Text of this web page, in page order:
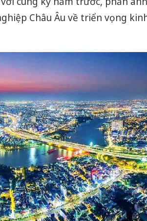
Châu Âu về triển vọng